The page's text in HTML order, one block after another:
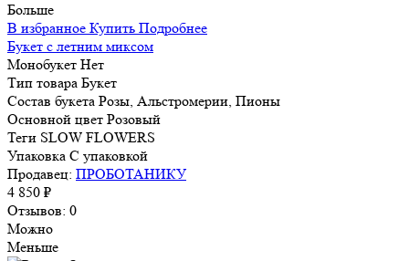
Больше
В избранное Купить Подробнее
Букет с летним миксом
Монобукет Нет
Тип товара Букет
Состав букета Розы, Альстромерии, Пионы
Основной цвет Розовый
Теги SLOW FLOWERS
Упаковка С упаковкой
Продавец: ПРОБОТАНИКУ
4 850 ₽
Отзывов: 0
Можно
Меньше